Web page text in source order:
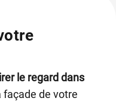
le regard dans
façade de votre